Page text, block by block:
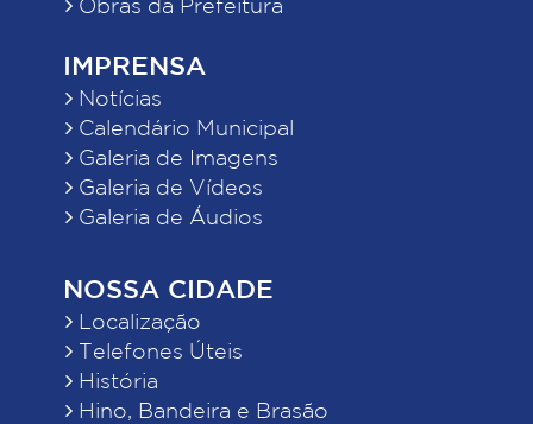
Obras da Prefeitura
IMPRENSA
Notícias
Calendário Municipal
Galeria de Imagens
Galeria de Vídeos
Galeria de Áudios
NOSSA CIDADE
Localização
Telefones Úteis
História
Hino, Bandeira e Brasão